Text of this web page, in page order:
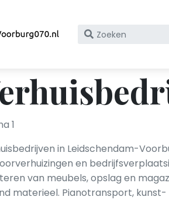
Zoek
of
KvK
nummer
1
in Leidschendam-
en
van meubels, opslag en
materieel. Pianotransport,